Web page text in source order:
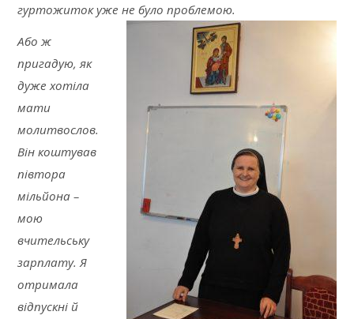
гуртожиток уже не було проблемою.
Або ж
пригадую, як
дуже хотіла
мати
молитвослов.
Він коштував
півтора
мільйона –
мою
вчительську
зарплату. Я
отримала
відпускні й